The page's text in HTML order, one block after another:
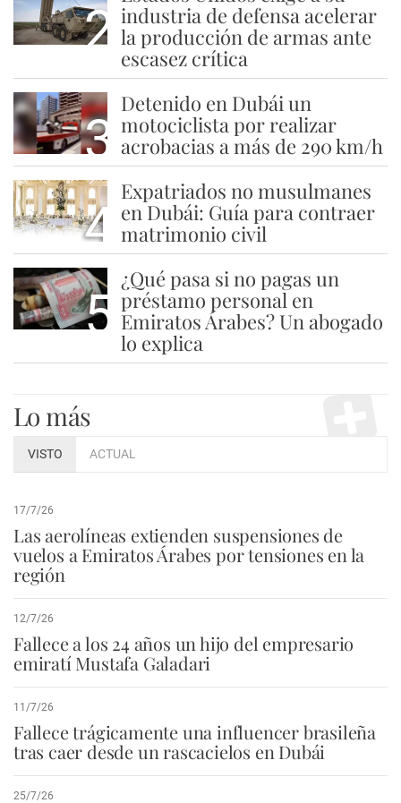
2 industria de defensa acelerar
la producción de armas ante
escasez crítica
3
Detenido en Dubái un
motociclista por realizar
acrobacias a más de 290 km/h
4
Expatriados no musulmanes
en Dubái: Guía para contraer
matrimonio civil
5
¿Qué pasa si no pagas un
préstamo personal en
Emiratos Árabes? Un abogado
lo explica
Lo más
VISTO ACTUAL
17/7/26
Las aerolíneas extienden suspensiones de
vuelos a Emiratos Árabes por tensiones en la
región
12/7/26
Fallece a los 24 años un hijo del empresario
emiratí Mustafa Galadari
11/7/26
Fallece trágicamente una influencer brasileña
tras caer desde un rascacielos en Dubái
25/7/26